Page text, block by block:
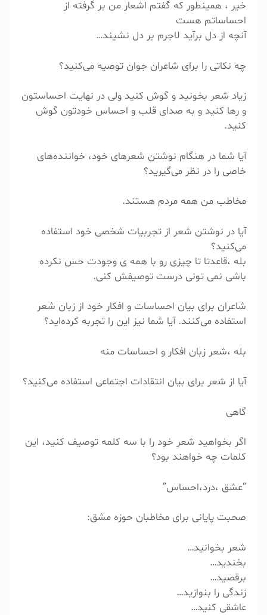
خیر ، همینطور که گفتم اشعار من بر گرفته از
احساساتم هست
آنچه از دل برآید لاجرم بر دل نشیند…
چه نکاتی را برای شاعران جوان توصیه می‌کنید؟
زیاد شعر بخونید و گوش کنید ولی در نهایت احساستون
و رها کنید و به صدای قلب و احساس خودتون گوش
کنید.
آیا شما در هنگام نوشتن شعرهای خود، خواننده‌های
خاصی را در نظر می‌گیرید؟
مخاطب من همه مردم‌ هستند.
آیا در نوشتن شعر از تجربیات شخصی خود استفاده
می‌کنید؟
بله ،قاعدتا تا چیزی رو با همه ی وجودت حس نکرده
باشی نمی تونی درست توصیفش کنی.
شاعران برای بیان احساسات و افکار خود از زبان شعر
استفاده می‌کنند. آیا شما نیز این را تجربه کرده‌اید؟
بله ،شعر زبان افکار و احساسات منه
آیا از شعر برای بیان انتقادات اجتماعی استفاده می‌کنید؟
گاهی
اگر بخواهید شعر خود را با سه کلمه توصیف کنید، این
کلمات چه خواهند بود؟
“عشق ،درد،احساس”
صحبت پایانی برای مخاطبان حوزه مشق:
شعر بخوانید…
بخندید…
برقصید…
زندگی را بنوازید…
عاشقی کنید…